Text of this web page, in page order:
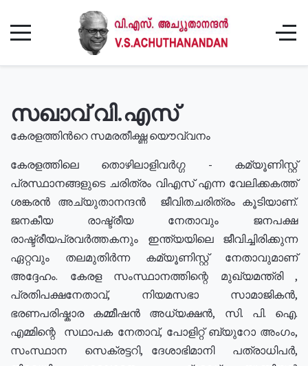
സഖാവ് വി.എസ്
കേരളത്തിൻറെ സമരതീക്ഷ്ണ യൌവ്വനം
കേരളത്തിലെ തൊഴിലാളിവർഗ്ഗ - കമ്യൂണിസ്റ്റ്
പ്രസ്ഥാനങ്ങളുടെ ചരിത്രം വിഎസ് എന്ന വേലിക്കകത്ത്
ശങ്കരൻ അച്യുതാനന്ദൻ ജീവിതചരിത്രം കൂടിയാണ്.
ജനകീയ രാഷ്ട്രീയ നേതാവും ജനപക്ഷ
രാഷ്ട്രീയപ്രവർത്തകനും ഇന്ത്യയിലെ ജീവിച്ചിരിക്കുന്ന
ഏറ്റവും തലമുതിർന്ന കമ്യൂണിസ്റ്റ് നേതാവുമാണ്
അദ്ദേഹം. കേരള സംസ്ഥാനത്തിന്റെ മുഖ്യമന്ത്രി ,
പ്രതിപക്ഷനേതാവ്, നിയമസഭാ സാമാജികൻ,
ഭരണപരിഷ്കാര കമ്മീഷൻ അധ്യക്ഷൻ, സി. പി. ഐ.
എമ്മിന്റെ സഥാപക നേതാവ്, പോളിറ്റ് ബ്യുറോ അംഗം,
സംസ്ഥാന സെക്രട്ടറി, ദേശാഭിമാനി പത്രാധിപർ,